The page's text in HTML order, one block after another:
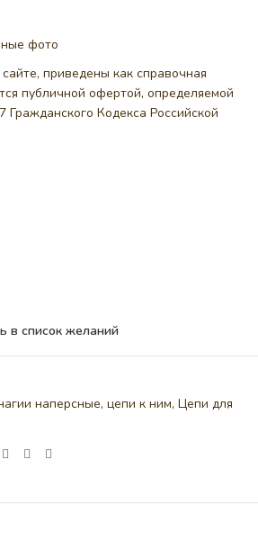
фото
приведены как справочная
публичной офертой, определяемой
Гражданского Кодекса Российской
в список желаний
наперсные, цепи к ним, Цепи для